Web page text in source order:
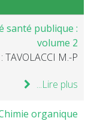
santé publique :
volume 2
TAVOLACCI M.-P.
Lire plus...
organique